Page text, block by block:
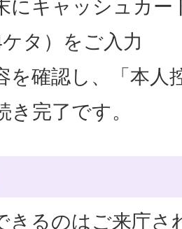
にキャッシュカー
タ）をご入力
を確認し、「本人
き完了です。
きるのはご来庁さ